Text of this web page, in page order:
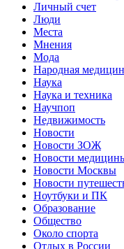
Личный счет
Люди
Места
Мнения
Мода
Народная
Наука
Наука и техника
Научпоп
Недвижимость
Новости
Новости ЗОЖ
Новости
Новости Москвы
Новости
Ноутбуки и ПК
Образование
Общество
Около спорта
Отдых в России